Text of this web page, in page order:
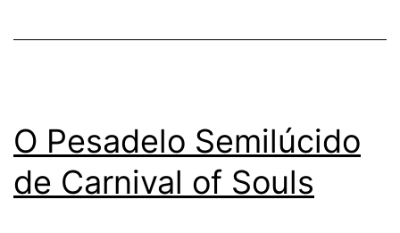
O Pesadelo Semilúcido
de Carnival of Souls